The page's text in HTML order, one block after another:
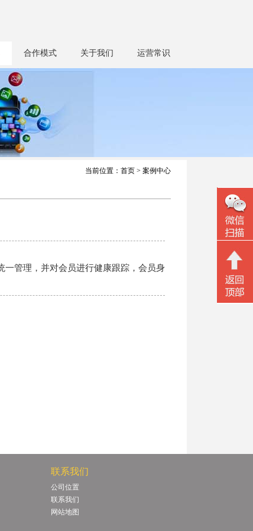
合作模式 关于我们 运营常识
当前位置： 首页 > 案例中心
管理，并对会员进行健康跟踪，会员身
联系我们
公司位置
联系我们
网站地图